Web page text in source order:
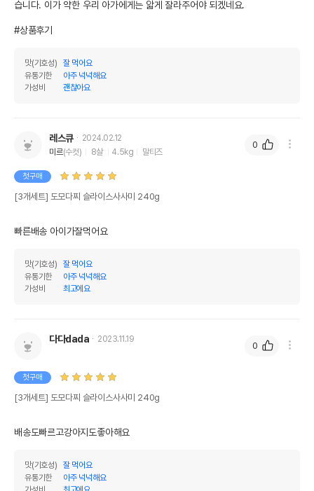
습니다. 이가 약한 우리 아가에게는 앏게 잘라주어야 되겠네요.
#상품후기
맛(기호성)
잘 먹어요
유통기한
아주 넉넉해요
가성비
괜찮아요
레스큐
2024.02.12
미르(수컷) 8살 4.5kg 말티즈
첫구매
[3개세트] 도모다찌 슬라이스사사미 240g
빠른배송 아이가잘먹어요
맛(기호성)
잘 먹어요
유통기한
아주 넉넉해요
가성비
최고에요
0
다다dada 2023.11.19
첫구매
[3개세트] 도모다찌 슬라이스사사미 240g
배송도빠르고강아지도좋아해요
맛(기호성)
잘 먹어요
유통기한
아주 넉넉해요
0